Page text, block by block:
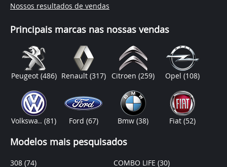
Nossos resultados de vendas
Principais marcas nas nossas vendas
Peugeot (486) Renault (317) Citroen(259) Opel(108)
Volkswa..(81) Ford (67) Bmw(38) Fiat(52)
Modelos mais pesquisados
308 (74) COMBO LIFE (30)